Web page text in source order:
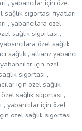
, yabancılar için özel
sağlık sigortası fiyatları
, yabancılara özel
sağlık sigortası ,
özel sağlık
sağlık , allianz yabancı
için özel
sigortasi ,
için özel sağlık
sağlık sigortası ,
, yabancılar için özel
özel sağlık sigortası